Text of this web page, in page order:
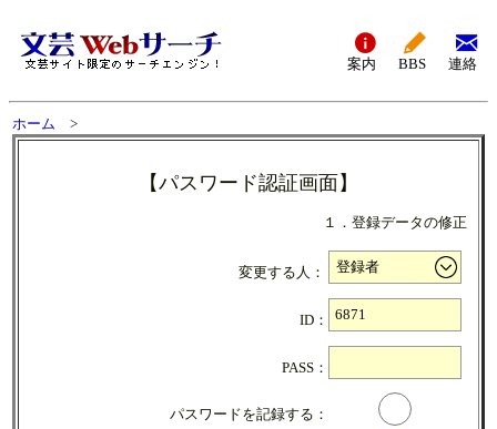
案内 BBS 連絡
ホーム >
【パスワード認証画面】
１．登録データの修正
変更する人：
ID：
PASS：
パスワードを記録する：